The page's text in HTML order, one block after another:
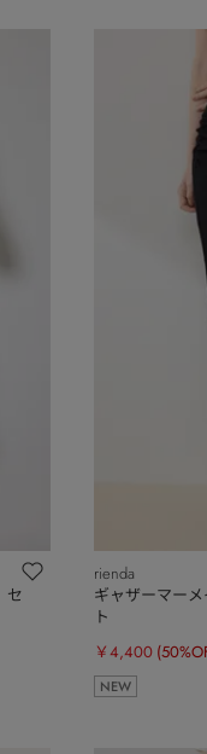
セ
rienda
ギャザーマー
ト
￥4,400
NEW